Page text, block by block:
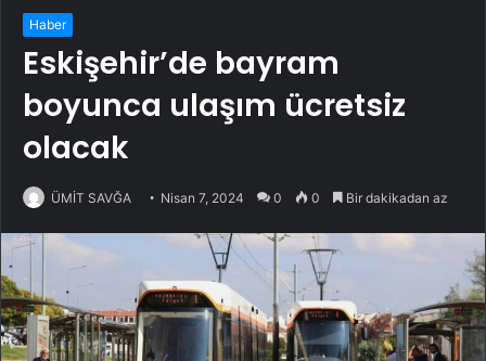
Haber
Eskişehir’de bayram
boyunca ulaşım ücretsiz
olacak
ÜMİT SAVĞA Nisan 7, 2024 0 0 Bir dakikadan az